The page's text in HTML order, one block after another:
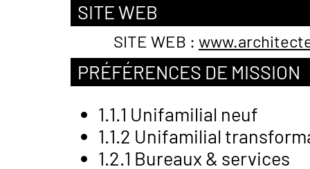
SITE WEB
SITE WEB :
PRÉFÉRENCES DE MISSION
1.1.1 Unifamilial neuf
1.1.2 Unifamilial
1.2.1 Bureaux & services